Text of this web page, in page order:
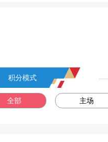
积分模式
全部 主场